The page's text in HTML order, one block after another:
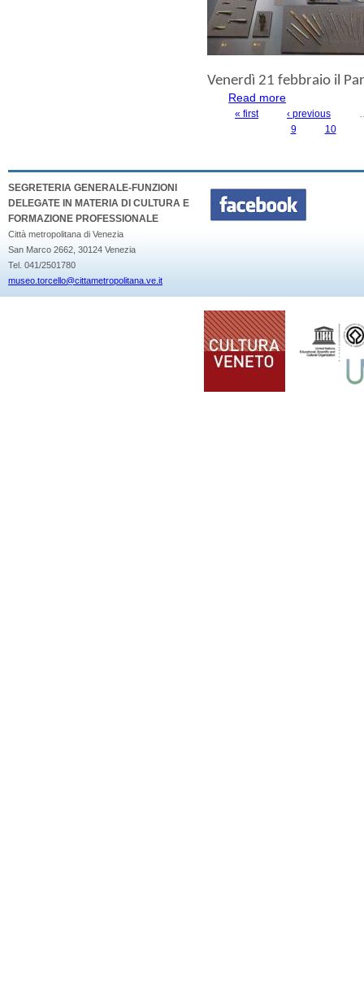
Venerdì 21 febbraio il
Read more
« first ‹ previous
9
10
SEGRETERIA GENERALE-FUNZIONI
DELEGATE IN MATERIA DI CULTURA E
FORMAZIONE PROFESSIONALE
Città metropolitana di Venezia
San Marco 2662, 30124 Venezia
Tel. 041/2501780
museo.torcello@cittametropolitana.ve.it